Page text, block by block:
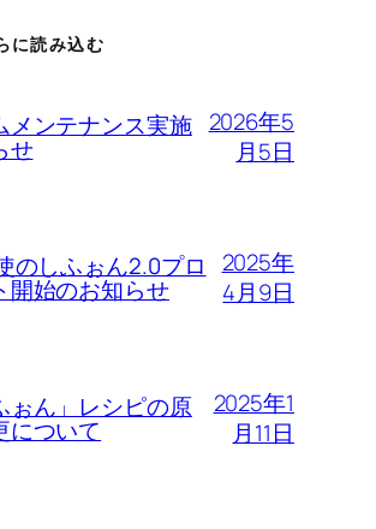
に読み込む
メンテナンス実施
せ
2026年5
月5日
のしふぉん2.0プロ
開始のお知らせ
2025年
4月9日
ぉん」レシピの原
について
2025年1
月11日